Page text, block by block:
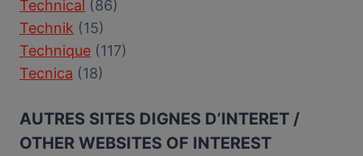
Technical (86)
Technik (15)
Technique (117)
Tecnica (18)
AUTRES SITES DIGNES D’INTERET /
OTHER WEBSITES OF INTEREST